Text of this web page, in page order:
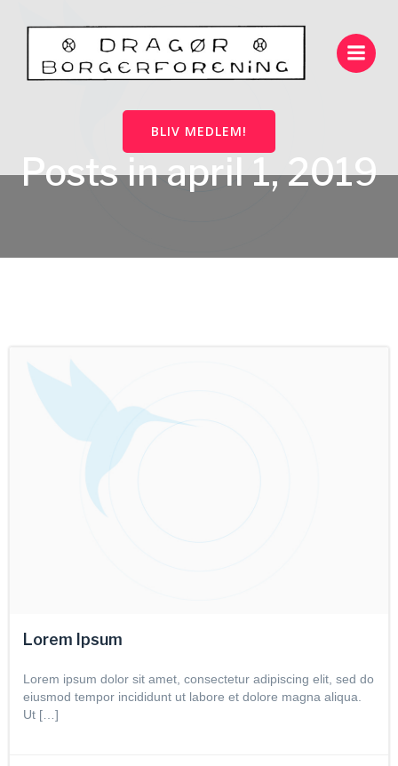
til
indhold
BLIV MEDLEM!
Posts in april 1, 2019
Lorem Ipsum
Lorem ipsum dolor sit amet, consectetur adipiscing elit, sed do
eiusmod tempor incididunt ut labore et dolore magna aliqua.
Ut […]